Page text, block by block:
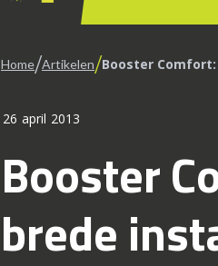
Home/Artikelen/Booster
26 april 2013
Booster
brede